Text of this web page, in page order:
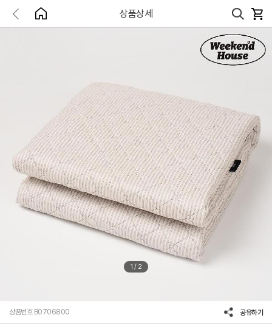
상품상세
1 / 2
상품번호 B0706800 공유하기